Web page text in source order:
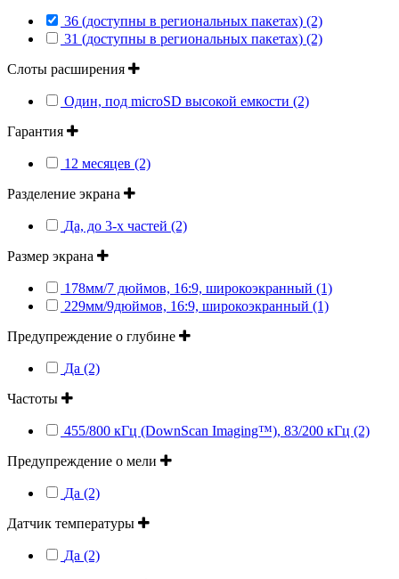
36 (доступны в региональных пакетах) (2)
31 (доступны в региональных пакетах) (2)
Слоты расширения
Один, под microSD высокой емкости (2)
Гарантия
12 месяцев (2)
Разделение экрана
Да, до 3-х частей (2)
Размер экрана
178мм/7 дюймов, 16:9, широкоэкранный (1)
229мм/9дюймов, 16:9, широкоэкранный (1)
Предупреждение о глубине
Да (2)
Частоты
455/800 кГц (DownScan Imaging™), 83/200 кГц (2)
Предупреждение о мели
Да (2)
Датчик температуры
Да (2)